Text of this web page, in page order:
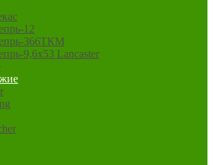
12
366ТКМ
9,6х53 Lancaster